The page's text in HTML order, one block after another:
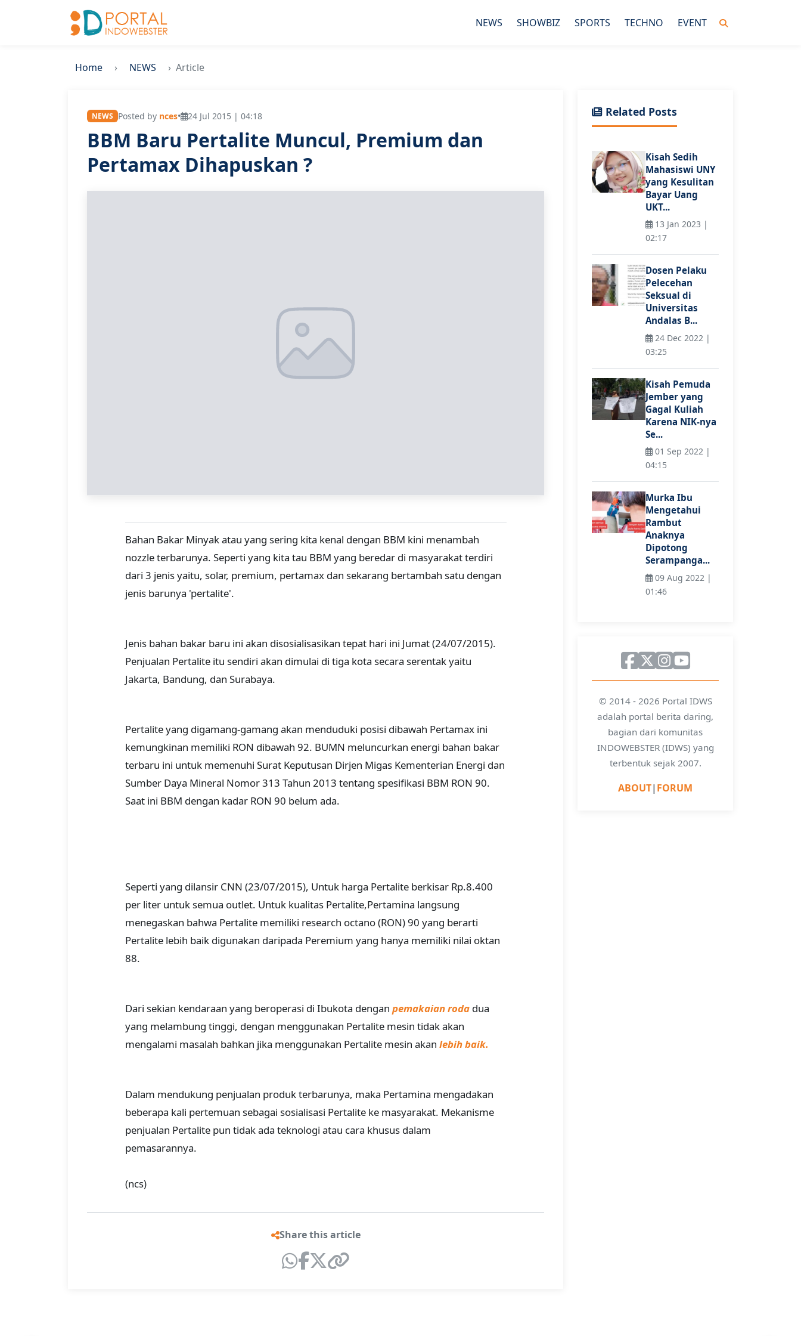
NEWS SHOWBIZ SPORTS TECHNO EVENT
Home NEWS Article
NEWS Posted by nces• 24 Jul 2015 | 04:18
BBM Baru Pertalite Muncul, Premium dan
Pertamax Dihapuskan ?
Bahan Bakar Minyak atau yang sering kita kenal dengan BBM kini menambah
nozzle terbarunya. Seperti yang kita tau BBM yang beredar di masyarakat terdiri
dari 3 jenis yaitu, solar, premium, pertamax dan sekarang bertambah satu dengan
jenis barunya 'pertalite'.
Jenis bahan bakar baru ini akan disosialisasikan tepat hari ini Jumat (24/07/2015).
Penjualan Pertalite itu sendiri akan dimulai di tiga kota secara serentak yaitu
Jakarta, Bandung, dan Surabaya.
Pertalite yang digamang-gamang akan menduduki posisi dibawah Pertamax ini
kemungkinan memiliki RON dibawah 92. BUMN meluncurkan energi bahan bakar
terbaru ini untuk memenuhi Surat Keputusan Dirjen Migas Kementerian Energi dan
Sumber Daya Mineral Nomor 313 Tahun 2013 tentang spesifikasi BBM RON 90.
Saat ini BBM dengan kadar RON 90 belum ada.
Seperti yang dilansir CNN (23/07/2015), Untuk harga Pertalite berkisar Rp.8.400
per liter untuk semua outlet. Untuk kualitas Pertalite,Pertamina langsung
menegaskan bahwa Pertalite memiliki research octano (RON) 90 yang berarti
Pertalite lebih baik digunakan daripada Peremium yang hanya memiliki nilai oktan
88.
Dari sekian kendaraan yang beroperasi di Ibukota dengan pemakaian roda dua
yang melambung tinggi, dengan menggunakan Pertalite mesin tidak akan
mengalami masalah bahkan jika menggunakan Pertalite mesin akan lebih baik.
Dalam mendukung penjualan produk terbarunya, maka Pertamina mengadakan
beberapa kali pertemuan sebagai sosialisasi Pertalite ke masyarakat. Mekanisme
penjualan Pertalite pun tidak ada teknologi atau cara khusus dalam
pemasarannya.
(ncs)
Share this article
Related Posts
Kisah Sedih
Mahasiswi UNY
yang Kesulitan
Bayar Uang
UKT...
13 Jan 2023 |
02:17
Dosen Pelaku
Pelecehan
Seksual di
Universitas
Andalas B...
24 Dec 2022 |
03:25
Kisah Pemuda
Jember yang
Gagal Kuliah
Karena NIK-nya
Se...
01 Sep 2022 |
04:15
Murka Ibu
Mengetahui
Rambut
Anaknya
Dipotong
Serampanga...
09 Aug 2022 |
01:46
© 2014 - 2026 Portal IDWS
adalah portal berita daring,
bagian dari komunitas
INDOWEBSTER (IDWS) yang
terbentuk sejak 2007.
ABOUT|FORUM